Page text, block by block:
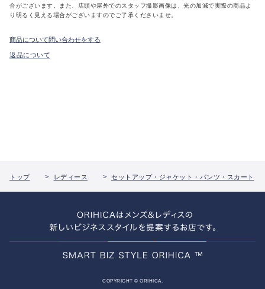
合がございます。また、店頭や屋外でのスタッフ撮影画像は、光の加減で実際の商品よ
り明るく見える場合がございますのでご了承くださいませ。
商品について問い合わせをする
返品について
トップ レディース セットアップ・ジャケット・パンツ・スカート
COPYRIGHT © ORIHICA.